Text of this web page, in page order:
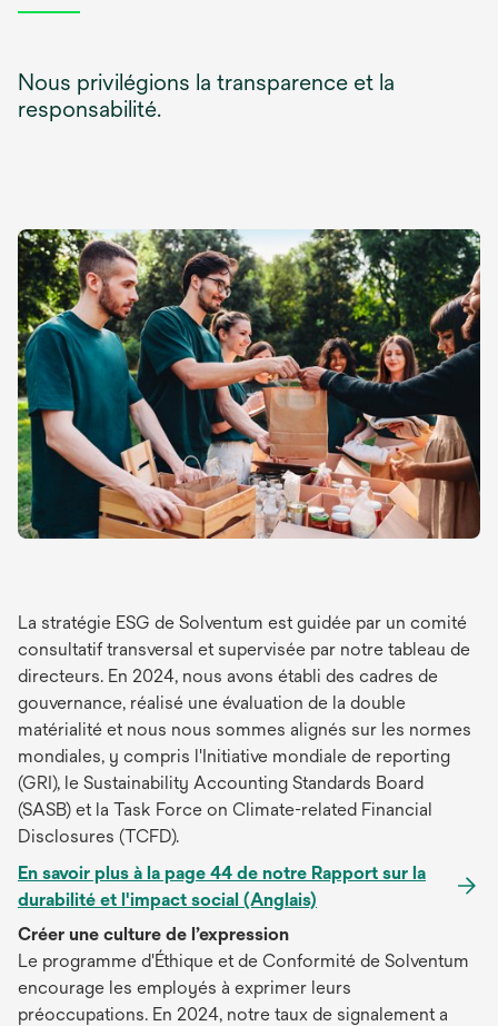
Nous privilégions la transparence et la
responsabilité.
La stratégie ESG de Solventum est guidée par un comité
consultatif transversal et supervisée par notre tableau de
directeurs. En 2024, nous avons établi des cadres de
gouvernance, réalisé une évaluation de la double
matérialité et nous nous sommes alignés sur les normes
mondiales, y compris l'Initiative mondiale de reporting
(GRI), le Sustainability Accounting Standards Board
(SASB) et la Task Force on Climate-related Financial
Disclosures (TCFD).
En savoir plus à la page 44 de notre Rapport sur la
durabilité et l'impact social (Anglais)
Créer une culture de l’expression
Le programme d'Éthique et de Conformité de Solventum
encourage les employés à exprimer leurs
préoccupations. En 2024, notre taux de signalement a